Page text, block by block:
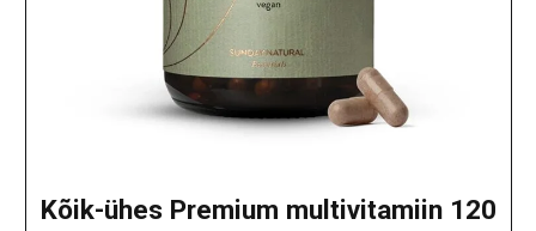
Kõik-ühes Premium multivitamiin 120